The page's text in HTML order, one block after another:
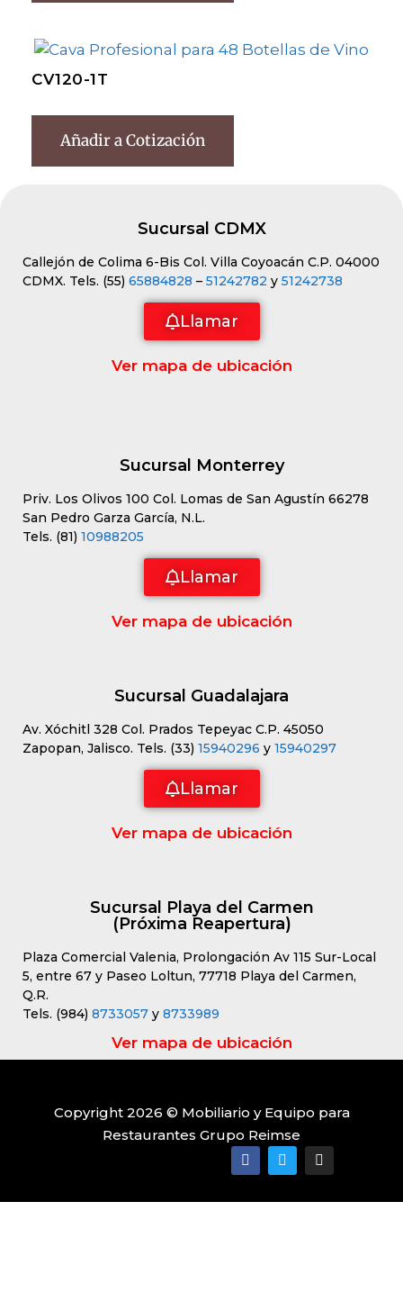
CV120-1T
Añadir a Cotización
Sucursal CDMX
Callejón de Colima 6-Bis Col. Villa Coyoacán C.P. 04000
CDMX. Tels. (55) 65884828 – 51242782 y 51242738
Llamar
Ver mapa de ubicación
Sucursal Monterrey
Priv. Los Olivos 100 Col. Lomas de San Agustín 66278
San Pedro Garza García, N.L.
Tels. (81) 10988205
Llamar
Ver mapa de ubicación
Sucursal Guadalajara
Av. Xóchitl 328 Col. Prados Tepeyac C.P. 45050
Zapopan, Jalisco. Tels. (33) 15940296 y 15940297
Llamar
Ver mapa de ubicación
Sucursal Playa del Carmen
(Próxima Reapertura)
Plaza Comercial Valenia, Prolongación Av 115 Sur-Local
5, entre 67 y Paseo Loltun, 77718 Playa del Carmen,
Q.R.
Tels. (984) 8733057 y 8733989
Ver mapa de ubicación
Copyright 2026 © Mobiliario y Equipo para
Restaurantes Grupo Reimse